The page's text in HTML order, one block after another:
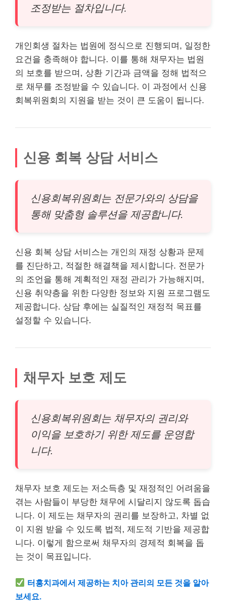
조정받는 절차입니다.
개인회생 절차는 법원에 정식으로 진행되며, 일정한
요건을 충족해야 합니다. 이를 통해 채무자는 법원
의 보호를 받으며, 상환 기간과 금액을 정해 법적으
로 채무를 조정받을 수 있습니다. 이 과정에서 신용
회복위원회의 지원을 받는 것이 큰 도움이 됩니다.
신용 회복 상담 서비스
신용회복위원회는 전문가와의 상담을
통해 맞춤형 솔루션을 제공합니다.
신용 회복 상담 서비스는 개인의 재정 상황과 문제
를 진단하고, 적절한 해결책을 제시합니다. 전문가
의 조언을 통해 계획적인 재정 관리가 가능해지며,
신용 취약층을 위한 다양한 정보와 지원 프로그램도
제공합니다. 상담 후에는 실질적인 재정적 목표를
설정할 수 있습니다.
채무자 보호 제도
신용회복위원회는 채무자의 권리와
이익을 보호하기 위한 제도를 운영합
니다.
채무자 보호 제도는 저소득층 및 재정적인 어려움을
겪는 사람들이 부당한 채무에 시달리지 않도록 돕습
니다. 이 제도는 채무자의 권리를 보장하고, 차별 없
이 지원 받을 수 있도록 법적, 제도적 기반을 제공합
니다. 이렇게 함으로써 채무자의 경제적 회복을 돕
는 것이 목표입니다.
터홍치과에서 제공하는 치아 관리의 모든 것을 알아
보세요.